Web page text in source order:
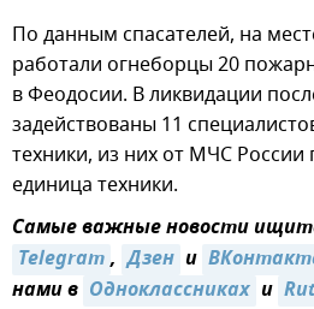
По данным спасателей, на
работали огнеборцы 20
в Феодосии. В ликвидации
задействованы 11
техники, из них от МЧС России
единица техники.
Самые важные новости
Telegram, Дзен и
нами в Одноклассниках и